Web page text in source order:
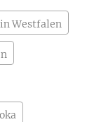
Westfalen